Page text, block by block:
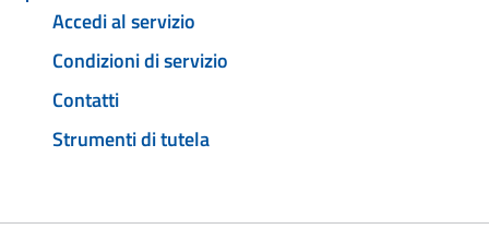
Accedi al servizio
Condizioni di servizio
Contatti
Strumenti di tutela